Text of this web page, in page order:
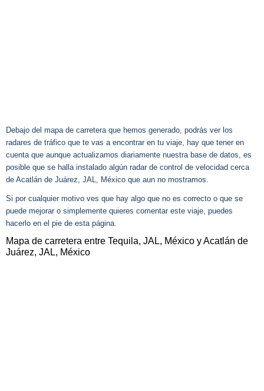
Debajo del mapa de carretera que hemos generado, podrás ver los
radares de tráfico que te vas a encontrar en tu viaje, hay que tener en
cuenta que aunque actualizamos diariamente nuestra base de datos, es
posible que se halla instalado algún radar de control de velocidad cerca
de Acatlán de Juárez, JAL, México que aun no mostramos.
Si por cualquier motivo ves que hay algo que no es correcto o que se
puede mejorar o simplemente quieres comentar este viaje, puedes
hacerlo en el pie de esta página.
Mapa de carretera entre Tequila, JAL, México y Acatlán de
Juárez, JAL, México